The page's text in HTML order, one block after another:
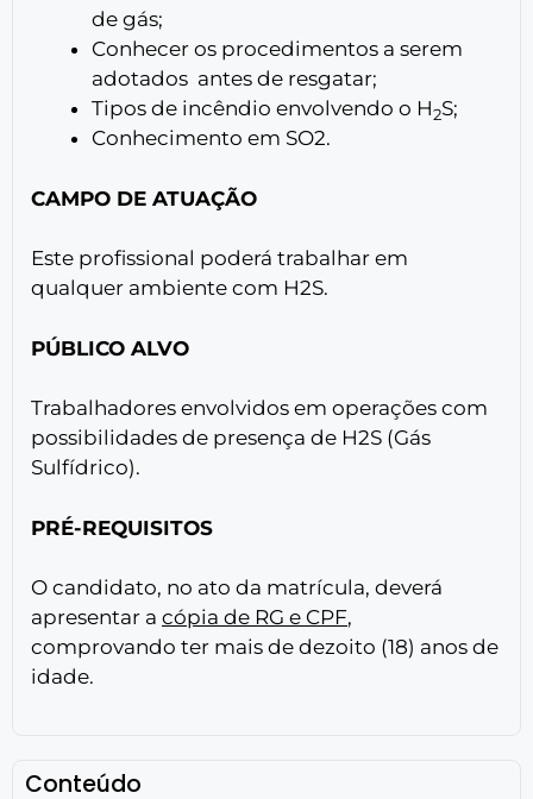
de gás;
Conhecer os procedimentos a serem
adotados antes de resgatar;
Tipos de incêndio envolvendo o H2S;
Conhecimento em SO2.
CAMPO DE ATUAÇÃO
Este profissional poderá trabalhar em
qualquer ambiente com H2S.
PÚBLICO ALVO
Trabalhadores envolvidos em operações com
possibilidades de presença de H2S (Gás
Sulfídrico).
PRÉ-REQUISITOS
O candidato, no ato da matrícula, deverá
apresentar a cópia de RG e CPF,
comprovando ter mais de dezoito (18) anos de
idade.
Conteúdo